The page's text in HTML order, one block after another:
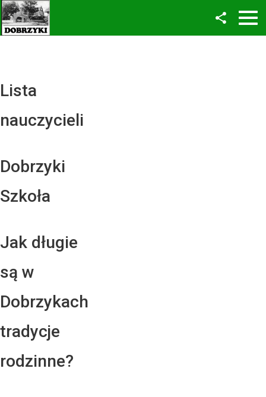
Lista
nauczycieli
Dobrzyki
Szkoła
Jak długie
są w
Dobrzykach
tradycje
rodzinne?